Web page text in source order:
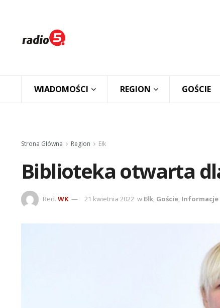
WIADOMOŚCI REGION GOŚCIE
Strona Główna Region Ełk
Biblioteka otwarta
Red. WK 21 kwietnia 2022 w Ełk, Goście, Informacje